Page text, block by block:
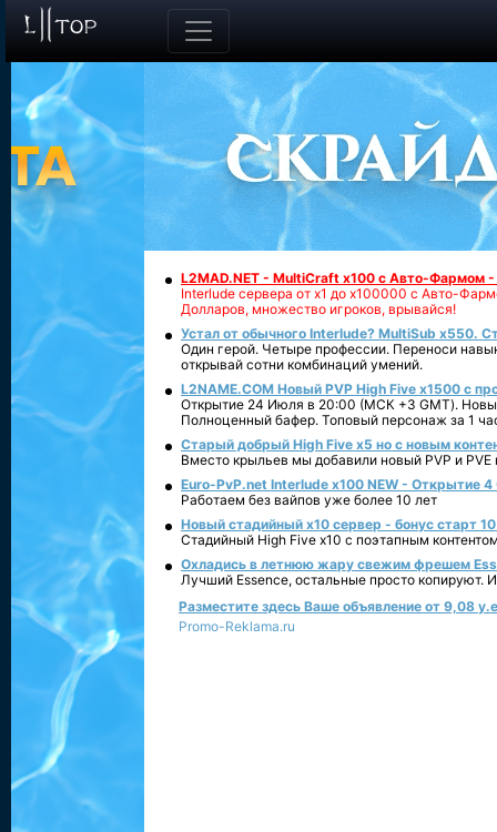
L2MAD.NET - MultiCraft x100 с Авто-Фармом
Interlude сервера от х1 до х100000 с Авто-
Долларов, множество игроков, врывайся!
Устал от обычного Interlude? MultiSub x550.
Один герой. Четыре профессии. Переноси
открывай сотни комбинаций умений.
L2NAME.COM Новый PVP High Five x1500 с
Открытие 24 Июля в 20:00 (МСК +3 GMT).
Полноценный бафер. Топовый персонаж за 1
Старый добрый High Five x5 но с новым
Вместо крыльев мы добавили новый PVP и PVE
Euro-PvP.net Interlude х100 NEW - Открытие 4
Работаем без вайпов уже более 10 лет
Новый стадийный х10 сервер - бонус старт
Стадийный High Five x10 с поэтапным
Охладись в летнюю жару свежим фрешем
Лучший Essence, остальные просто копируют.
Разместите здесь Ваше объявление от 9,08
Promo-Reklama.ru